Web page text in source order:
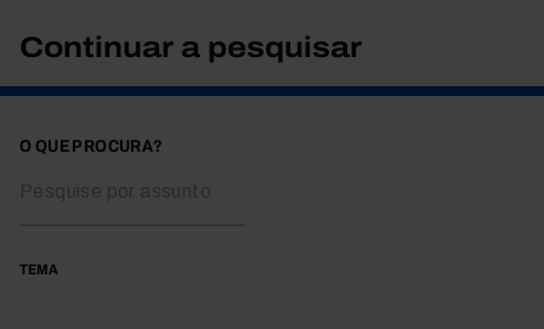
Continuar a pesquisar
O QUE PROCURA?
TEMA